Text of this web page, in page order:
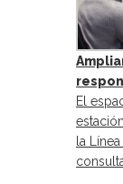
El
la